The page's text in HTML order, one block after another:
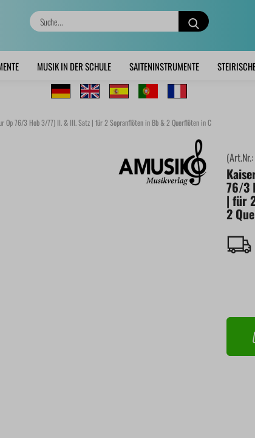
Suche...
MUSIK IN DER SCHULE SAITENINSTRUMENTE
Op 76/3 Hob 3/77) II. & III. Satz | für 2 Sopranflöten in Bb & 2 Querflöten in C
(Art.Nr.:
76/3
| für
2